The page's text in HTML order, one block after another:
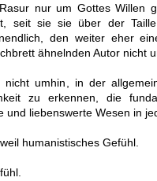
nur um Gottes Willen
seit sie sie über der
den weiter eher
ähnelnden Autor nicht
umhin, in der
zu erkennen, die
liebenswerte Wesen in
humanistisches Gefühl.